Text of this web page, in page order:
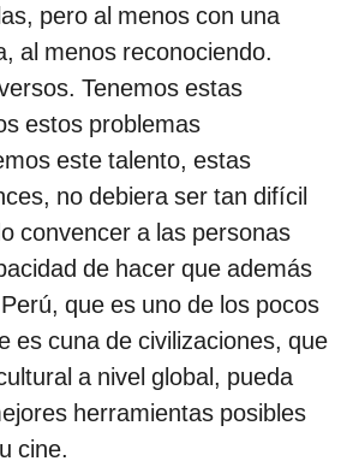
pero al menos con una
al menos reconociendo.
Tenemos estas
estos problemas
este talento, estas
no debiera ser tan difícil
convencer a las personas
de hacer que además
que es uno de los pocos
es cuna de civilizaciones, que
a nivel global, pueda
herramientas posibles
cine.